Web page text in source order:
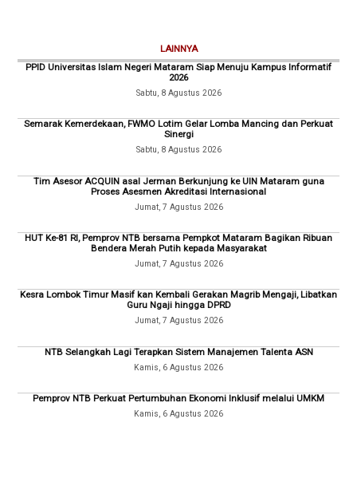
LAINNYA
PPID Universitas Islam Negeri Mataram Siap Menuju Kampus Informatif
2026
Sabtu, 8 Agustus 2026
Semarak Kemerdekaan, FWMO Lotim Gelar Lomba Mancing dan Perkuat
Sinergi
Sabtu, 8 Agustus 2026
Tim Asesor ACQUIN asal Jerman Berkunjung ke UIN Mataram guna
Proses Asesmen Akreditasi Internasional
Jumat, 7 Agustus 2026
HUT Ke-81 RI, Pemprov NTB bersama Pempkot Mataram Bagikan Ribuan
Bendera Merah Putih kepada Masyarakat
Jumat, 7 Agustus 2026
Kesra Lombok Timur Masif kan Kembali Gerakan Magrib Mengaji, Libatkan
Guru Ngaji hingga DPRD
Jumat, 7 Agustus 2026
NTB Selangkah Lagi Terapkan Sistem Manajemen Talenta ASN
Kamis, 6 Agustus 2026
Pemprov NTB Perkuat Pertumbuhan Ekonomi Inklusif melalui UMKM
Kamis, 6 Agustus 2026